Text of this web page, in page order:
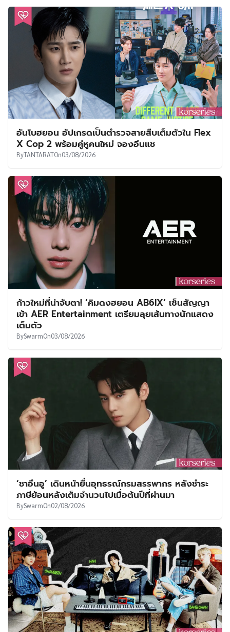
อันโบฮยอน อัปเกรดเป็นตำรวจสายสืบเต็มตัวใน Flex
X Cop 2 พร้อมคู่หูคนใหม่ จองอึนแช
ByTANTARATOn03/08/2026
ก้าวใหม่ที่น่าจับตา! ‘คิมดงฮยอน AB6IX’ เซ็นสัญญา
เข้า AER Entertainment เตรียมลุยเส้นทางนักแสดง
เต็มตัว
BySwarmOn03/08/2026
‘ชาอึนอู’ เดินหน้ายื่นอุทธรณ์กรมสรรพากร หลังชำระ
ภาษีย้อนหลังเต็มจำนวนไปเมื่อต้นปีที่ผ่านมา
BySwarmOn02/08/2026